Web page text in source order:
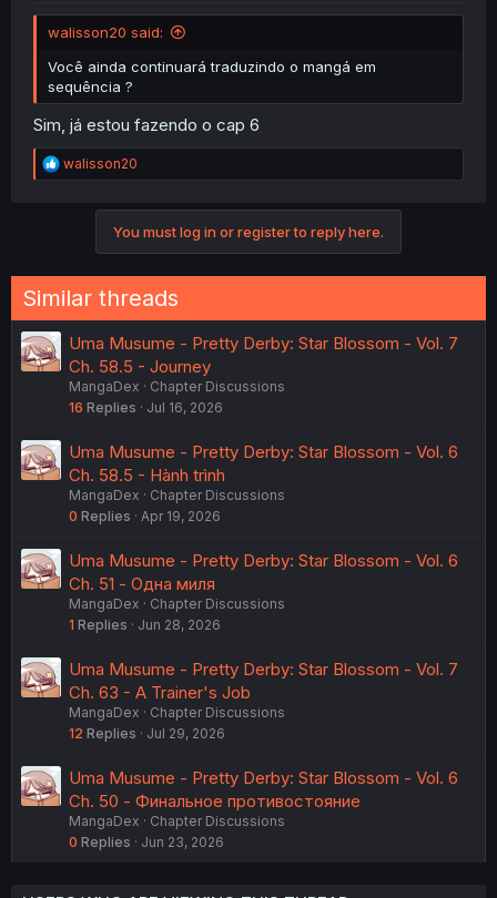
walisson20 said:
Você ainda continuará traduzindo o mangá em
sequência ?
Sim, já estou fazendo o cap 6
R
e
s
:
walisson20
You must log in or register to reply here.
Similar threads
Uma Musume - Pretty Derby: Star Blossom - Vol. 7
Ch. 58.5 - Journey
MangaDex
Chapter Discussions
16 Replies Jul 16, 2026
Uma Musume - Pretty Derby: Star Blossom - Vol. 6
Ch. 58.5 - Hành trình
MangaDex
Chapter Discussions
0 Replies Apr 19, 2026
Uma Musume - Pretty Derby: Star Blossom - Vol. 6
Ch. 51 - Одна миля
MangaDex
Chapter Discussions
1 Replies Jun 28, 2026
Uma Musume - Pretty Derby: Star Blossom - Vol. 7
Ch. 63 - A Trainer's Job
MangaDex
Chapter Discussions
12 Replies Jul 29, 2026
Uma Musume - Pretty Derby: Star Blossom - Vol. 6
Ch. 50 - Финальное противостояние
MangaDex
Chapter Discussions
0 Replies Jun 23, 2026